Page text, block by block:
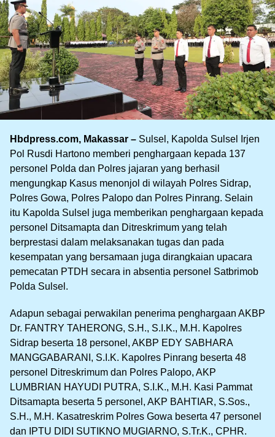
Hbdpress.com, Makassar – Sulsel, Kapolda Sulsel Irjen
Pol Rusdi Hartono memberi penghargaan kepada 137
personel Polda dan Polres jajaran yang berhasil
mengungkap Kasus menonjol di wilayah Polres Sidrap,
Polres Gowa, Polres Palopo dan Polres Pinrang. Selain
itu Kapolda Sulsel juga memberikan penghargaan kepada
personel Ditsamapta dan Ditreskrimum yang telah
berprestasi dalam melaksanakan tugas dan pada
kesempatan yang bersamaan juga dirangkaian upacara
pemecatan PTDH secara in absentia personel Satbrimob
Polda Sulsel.
Adapun sebagai perwakilan penerima penghargaan AKBP
Dr. FANTRY TAHERONG, S.H., S.I.K., M.H. Kapolres
Sidrap beserta 18 personel, AKBP EDY SABHARA
MANGGABARANI, S.I.K. Kapolres Pinrang beserta 48
personel Ditreskrimum dan Polres Palopo, AKP
LUMBRIAN HAYUDI PUTRA, S.I.K., M.H. Kasi Pammat
Ditsamapta beserta 5 personel, AKP BAHTIAR, S.Sos.,
S.H., M.H. Kasatreskrim Polres Gowa beserta 47 personel
dan IPTU DIDI SUTIKNO MUGIARNO, S.Tr.K., CPHR.